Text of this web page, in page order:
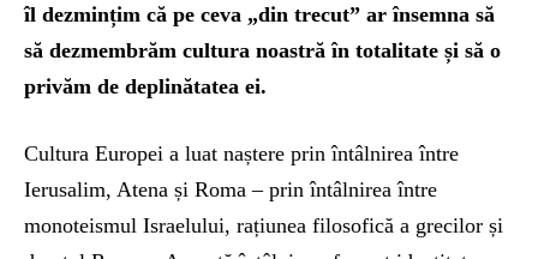
îl dezmințim că pe ceva „din trecut” ar însemna să
să dezmembrăm cultura noastră în totalitate și să o
privăm de deplinătatea ei.
Cultura Europei a luat naștere prin întâlnirea între
Ierusalim, Atena și Roma – prin întâlnirea între
monoteismul Israelului, rațiunea filosofică a grecilor și